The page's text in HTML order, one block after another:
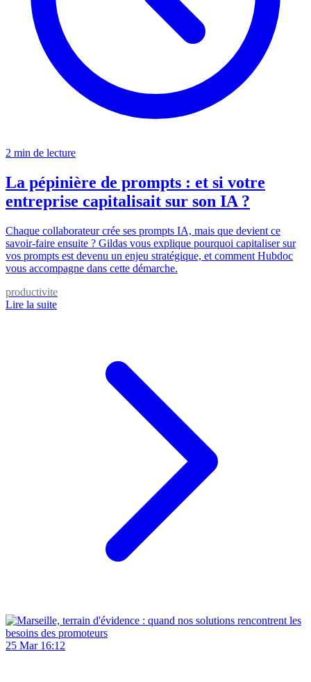
2 min de lecture
La pépinière de prompts : et si votre
entreprise capitalisait sur son IA ?
Chaque collaborateur crée ses prompts IA, mais que devient ce
savoir-faire ensuite ? Gildas vous explique pourquoi capitaliser sur
vos prompts est devenu un enjeu stratégique, et comment Hubdoc
vous accompagne dans cette démarche.
productivite
Lire la suite
25 Mar 16:12